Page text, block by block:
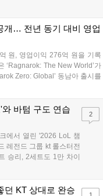
다. 1세트, 한진 브리온이 '로머'
개… 전년 동기 대비 영업
원, 영업이익 276억 원을 기록
‘Ragnarok: The New World’가
Zero: Global’ 동남아 출시를
9월 22일 ‘갈바테인’ 등 다양한
3’ 등 대작을 글로벌
설립과 라그나로크 에코 시스
이다....
바텀 구도 연습
에서 열린 '2026 LoL 챔
레전드 그룹 kt 롤스터전
승리, 2세트도 1만 차이
압도적인 경기력을 선
2
던 KT 상대로 완승